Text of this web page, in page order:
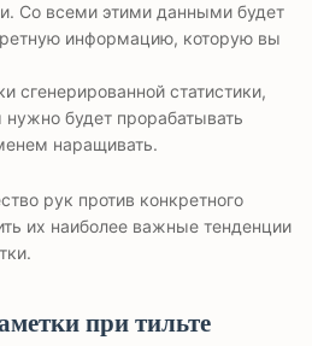
Со всеми этими данными будет
информацию, которую вы
сгенерированной статистики,
будет прорабатывать
наращивать.
рук против конкретного
их наиболее важные тенденции
при тильте